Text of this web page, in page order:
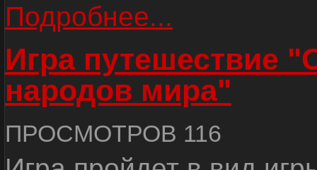
Подробнее...
Игра путешествие
народов мира"
ПРОСМОТРОВ 116